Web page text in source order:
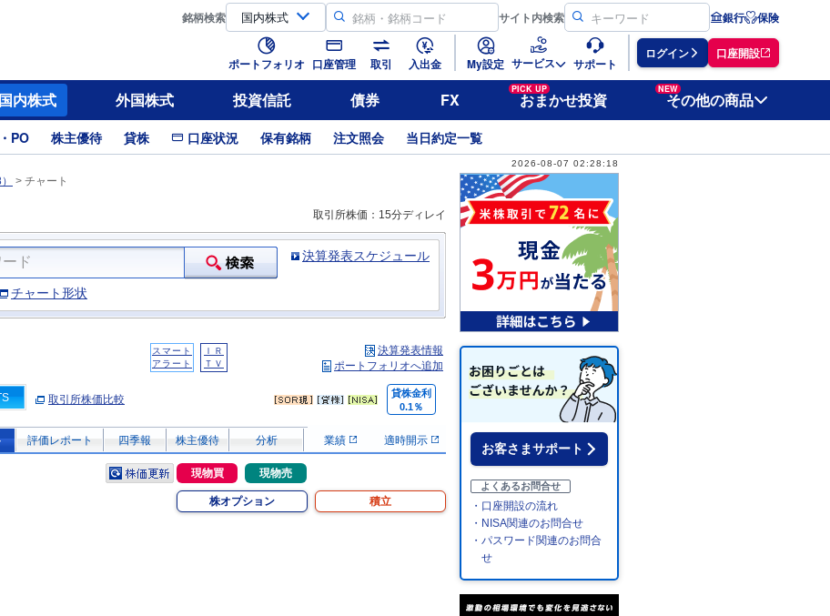
銘柄検索 サイト内検索 銀行 保険
ポートフォリオ 口座管理 取引 入出金 My設定 サービス サポート
ログイン 口座開設
国内株式 外国株式 投資信託 債券 FX
PICK UP
おまかせ投資
NEW
その他の商品
PO 株主優待 貸株 口座状況 保有銘柄 注文照会 当日約定一覧
2026-08-07 02:28:18
> チャート
取引所株価：15分ディレイ
決算発表スケジュール
チャート形状
スマート
アラート
ＩＲ
ＴＶ
決算発表情報
ポートフォリオへ追加
取引所株価比較
貸株金利
0.1％
評価レポート 四季報 株主優待 分析 業績 適時開示
現物買 現物売
株オプション 積立
お客さまサポート
よくあるお問合せ
・口座開設の流れ
・NISA関連のお問合せ
・パスワード関連のお問合
せ